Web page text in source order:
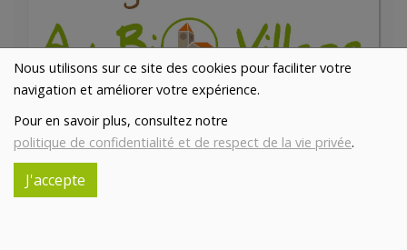
Nous utilisons sur ce site des cookies pour faciliter votre
navigation et améliorer votre expérience.
Pour en savoir plus, consultez notre
politique de confidentialité et de respect de la vie privée.
J'accepte
Pain Buns bio 80g par 5 pc
LE PAIN DE FRANÇOIS